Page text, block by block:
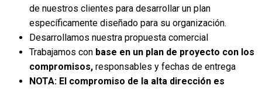
de nuestros clientes para desarrollar un plan
específicamente diseñado para su organización.
Desarrollamos nuestra propuesta comercial
Trabajamos con base en un plan de proyecto con los
compromisos, responsables y fechas de entrega
NOTA: El compromiso de la alta dirección es